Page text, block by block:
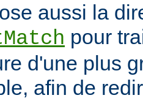
aussi la
pour
d'une plus
afin de